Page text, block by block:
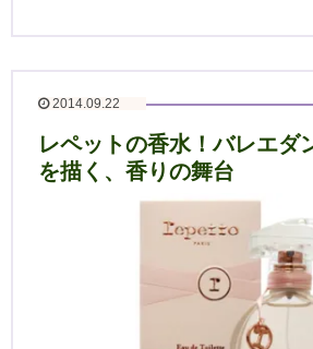
2014.09.22
レペットの香水！バレエダ
を描く、香りの舞台